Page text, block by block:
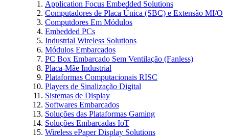
Application Focus Embedded Solutions
Computadores de Placa Única (SBC) e Extensão MI/O
Computdores Em Módulos
Embedded PCs
Industrial Wireless Solutions
Módulos Embarcados
PC Box Embarcado Sem Ventilação (Fanless)
Placa-Mãe Industrial
Plataformas Computacionais RISC
Players de Sinalização Digital
Sistemas de Display
Softwares Embarcados
Soluções das Plataformas Gaming
Soluções Embarcadas IoT
Wireless ePaper Display Solutions